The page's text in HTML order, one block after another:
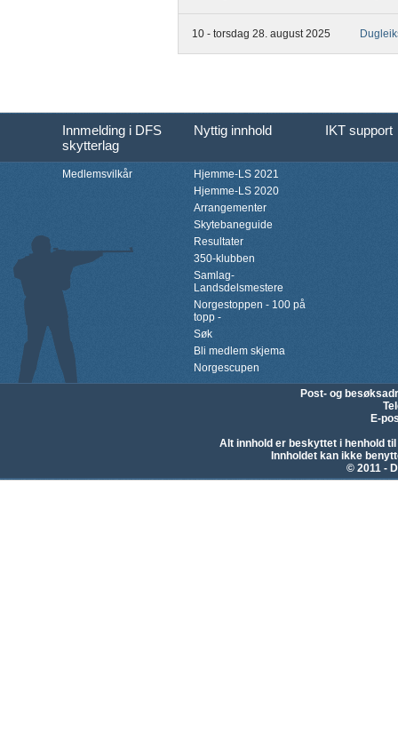
10 - torsdag 28. august 2025
Innmelding i DFS
skytterlag
Nyttig innhold IKT support
Medlemsvilkår
Hjemme-LS 2021
Hjemme-LS 2020
Arrangementer
Skytebaneguide
Resultater
350-klubben
Samlag-
Landsdelsmestere
Norgestoppen - 100 på
topp -
Søk
Bli medlem skjema
Norgescupen
Post- og
E-
Alt innhold er beskyttet i henhold
Innholdet kan ikke
© 2011 -